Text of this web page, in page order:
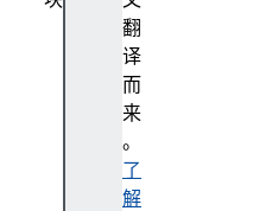
翻
译
而
来
。
了
解